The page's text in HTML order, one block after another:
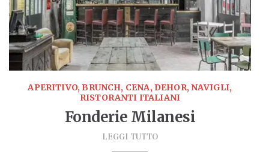
APERITIVO, BRUNCH, CENA, DEHOR, NAVIGLI,
RISTORANTI ITALIANI
Fonderie Milanesi
LEGGI TUTTO